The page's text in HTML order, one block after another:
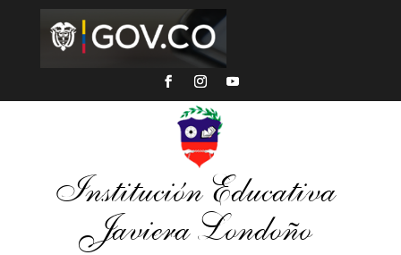
Institución Educativa
Javiera Londoño